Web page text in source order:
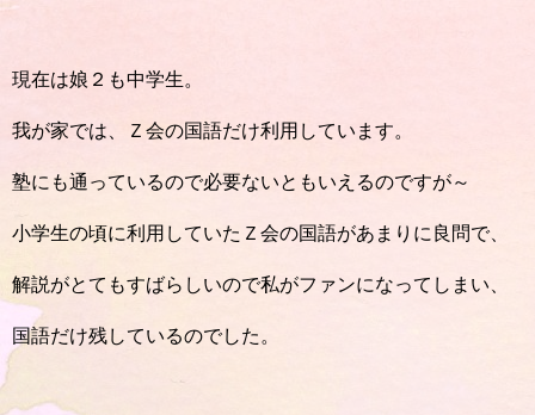
現在は娘２も中学生。
我が家では、Ｚ会の国語だけ利用しています。
塾にも通っているので必要ないともいえるのですが～
小学生の頃に利用していたＺ会の国語があまりに良問で、
解説がとてもすばらしいので私がファンになってしまい、
国語だけ残しているのでした。